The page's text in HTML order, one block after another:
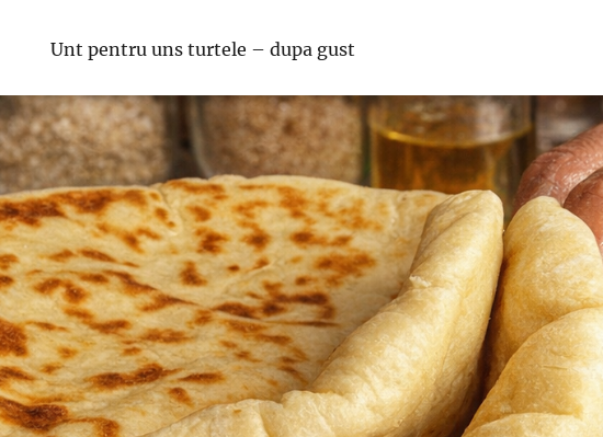
Unt pentru uns turtele – dupa gust